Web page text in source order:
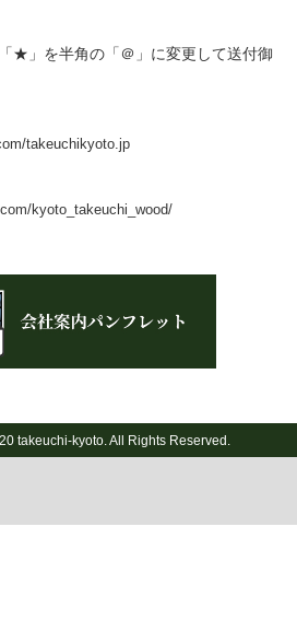
★」を半角の「＠」に変更して送付御
takeuchikyoto.jp
kyoto_takeuchi_wood/
takeuchi-kyoto. All Rights Reserved.